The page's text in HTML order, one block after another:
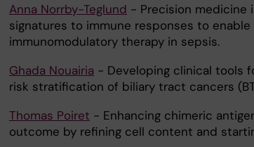
Anna Norrby-Teglund - Precision medicine
signatures to immune responses to
immunomodulatory therapy in sepsis.
Ghada Nouairia - Developing clinical tools
risk stratification of biliary tract cancers
Thomas Poiret - Enhancing chimeric
outcome by refining cell content and